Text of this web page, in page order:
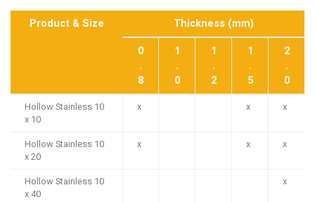
Product & Size
Thickness (mm)
0
.
8
1
.
0
1
.
2
1
.
5
2
.
0
Hollow Stainless 10
x 10
x x x
Hollow Stainless 10
x 20
x x x
Hollow Stainless 10
x 40
x